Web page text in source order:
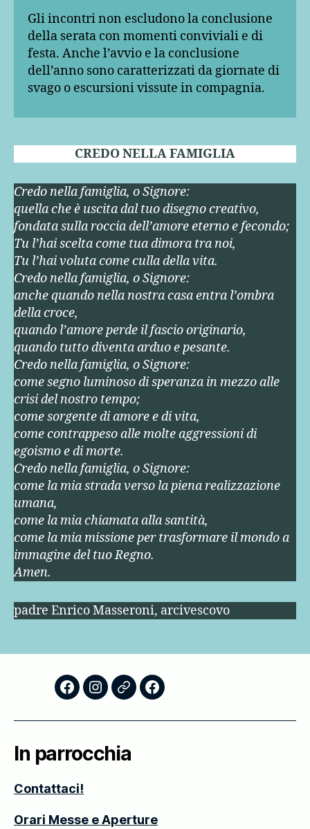
Gli incontri non escludono la conclusione
della serata con momenti conviviali e di
festa. Anche l’avvio e la conclusione
dell’anno sono caratterizzati da giornate di
svago o escursioni vissute in compagnia.
CREDO NELLA FAMIGLIA
Credo nella famiglia, o Signore:
quella che è uscita dal tuo disegno creativo,
fondata sulla roccia dell’amore eterno e fecondo;
Tu l’hai scelta come tua dimora tra noi,
Tu l’hai voluta come culla della vita.
Credo nella famiglia, o Signore:
anche quando nella nostra casa entra l’ombra
della croce,
quando l’amore perde il fascio originario,
quando tutto diventa arduo e pesante.
Credo nella famiglia, o Signore:
come segno luminoso di speranza in mezzo alle
crisi del nostro tempo;
come sorgente di amore e di vita,
come contrappeso alle molte aggressioni di
egoismo e di morte.
Credo nella famiglia, o Signore:
come la mia strada verso la piena realizzazione
umana,
come la mia chiamata alla santità,
come la mia missione per trasformare il mondo a
immagine del tuo Regno.
Amen.
padre Enrico Masseroni, arcivescovo
FacebookInstagram
StoricoScuola
In parrocchia
Contattaci!
Orari Messe e Aperture